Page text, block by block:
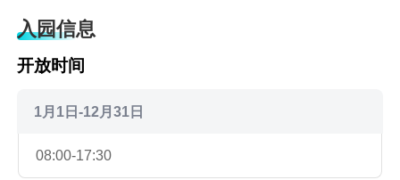
入园信息
开放时间
1月1日-12月31日
08:00-17:30